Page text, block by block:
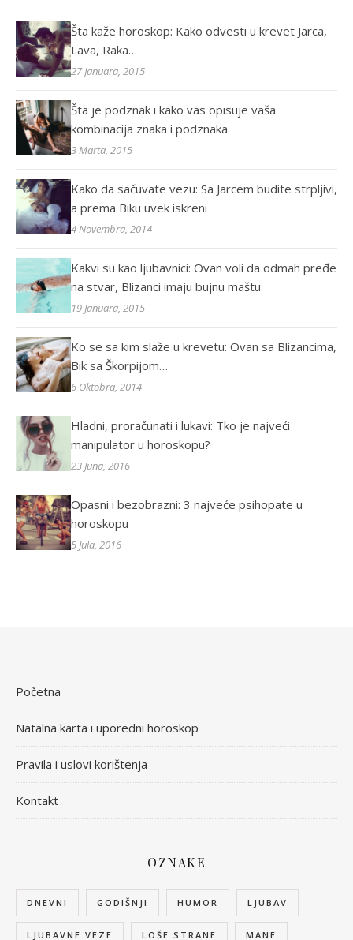
Šta kaže horoskop: Kako odvesti u krevet Jarca,
Lava, Raka…
27 Januara, 2015
Šta je podznak i kako vas opisuje vaša
kombinacija znaka i podznaka
3 Marta, 2015
Kako da sačuvate vezu: Sa Jarcem budite strpljivi,
a prema Biku uvek iskreni
4 Novembra, 2014
Kakvi su kao ljubavnici: Ovan voli da odmah pređe
na stvar, Blizanci imaju bujnu maštu
19 Januara, 2015
Ko se sa kim slaže u krevetu: Ovan sa Blizancima,
Bik sa Škorpijom…
6 Oktobra, 2014
Hladni, proračunati i lukavi: Tko je najveći
manipulator u horoskopu?
23 Juna, 2016
Opasni i bezobrazni: 3 najveće psihopate u
horoskopu
5 Jula, 2016
Početna
Natalna karta i uporedni horoskop
Pravila i uslovi korištenja
Kontakt
OZNAKE
DNEVNI GODIŠNJI HUMOR LJUBAV
LJUBAVNE VEZE LOŠE STRANE MANE